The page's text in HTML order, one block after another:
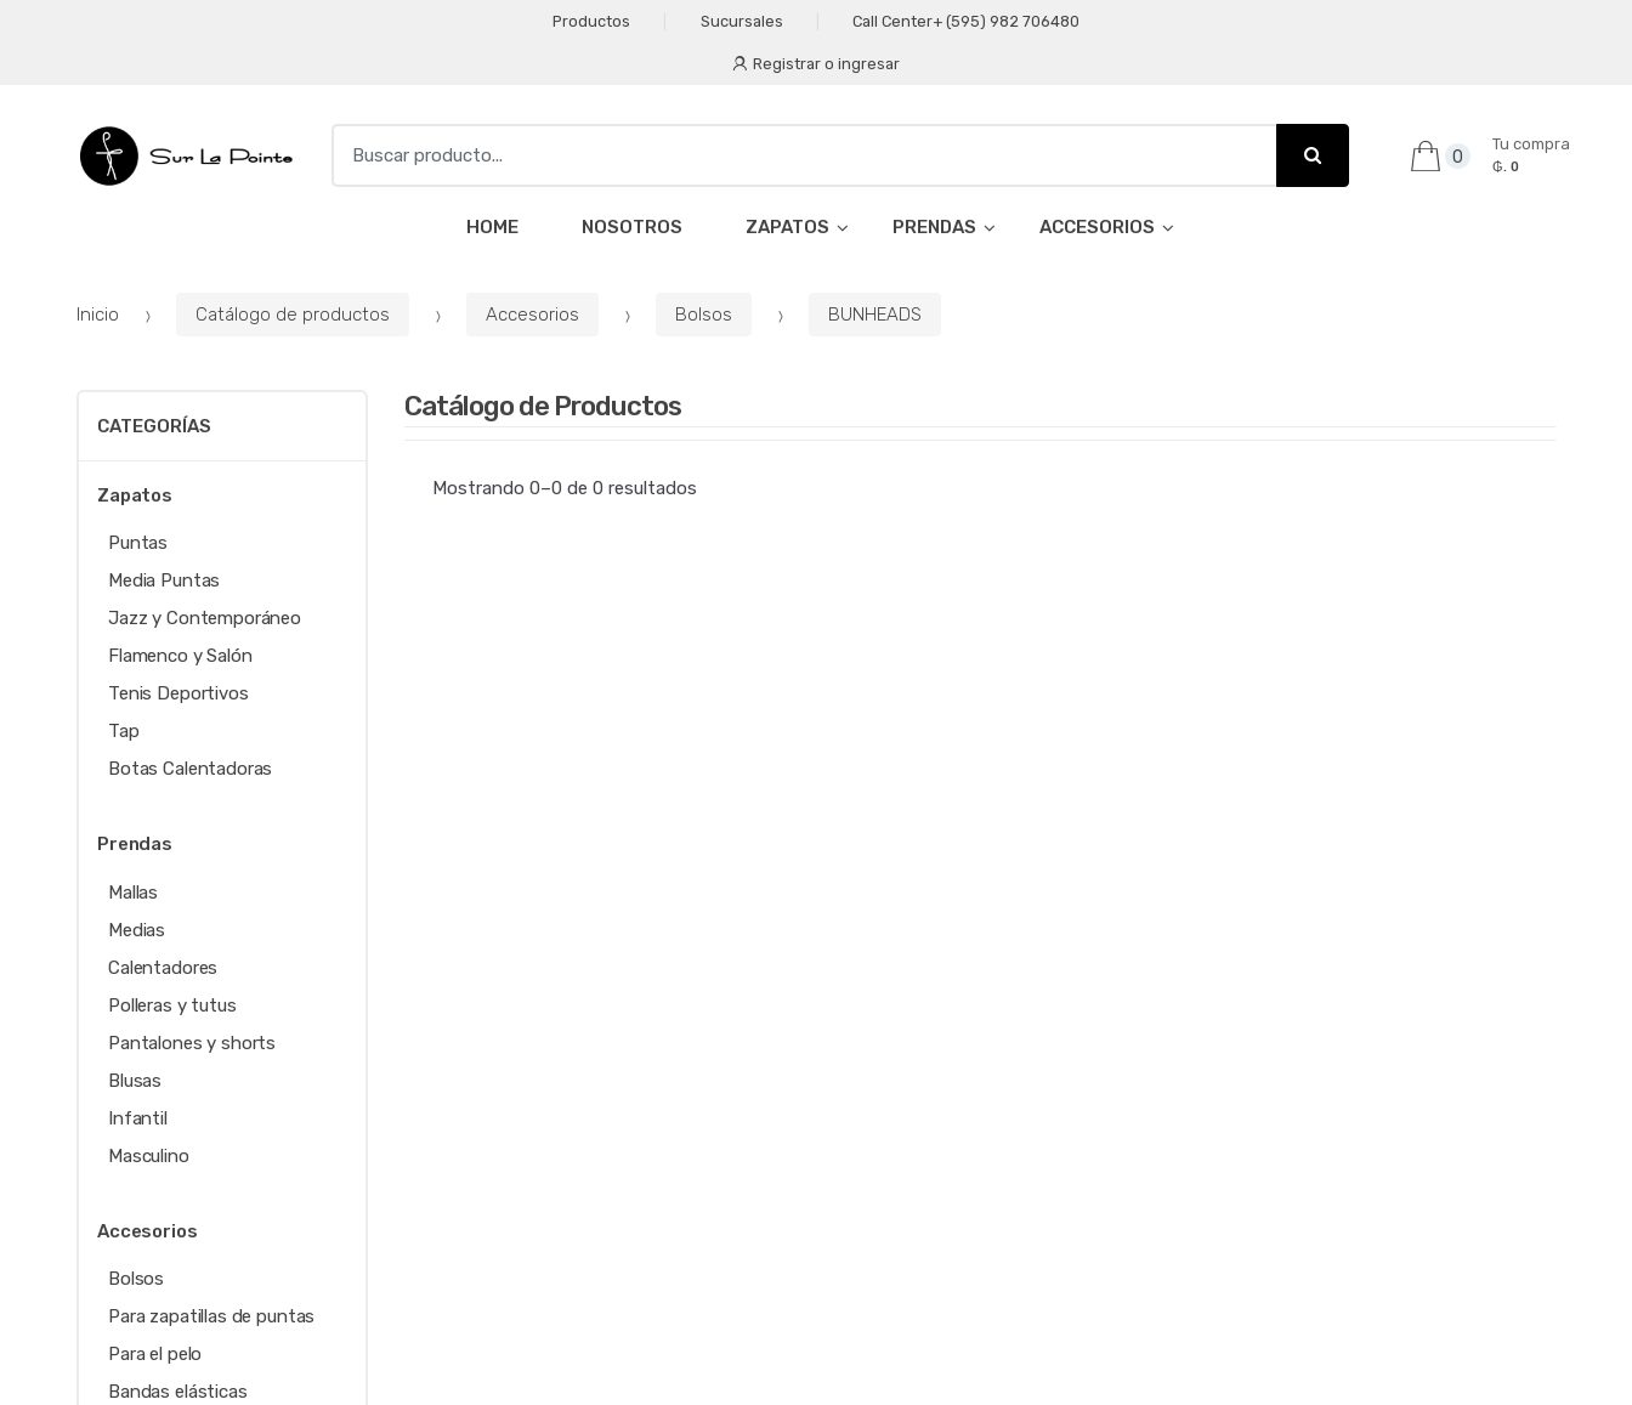
Productos Sucursales Call Center+ (595) 982 706480
Registrar o ingresar
f
0
Tu compra
₲. 0
HOME NOSOTROS ZAPATOS PRENDAS ACCESORIOS
Inicio Catálogo de productos Accesorios Bolsos BUNHEADS
Catálogo de Productos
Mostrando 0–0 de 0 resultados
CATEGORÍAS
Zapatos
Puntas
Media Puntas
Jazz y Contemporáneo
Flamenco y Salón
Tenis Deportivos
Tap
Botas Calentadoras
Prendas
Mallas
Medias
Calentadores
Polleras y tutus
Pantalones y shorts
Blusas
Infantil
Masculino
Accesorios
Bolsos
Para zapatillas de puntas
Para el pelo
Bandas elásticas